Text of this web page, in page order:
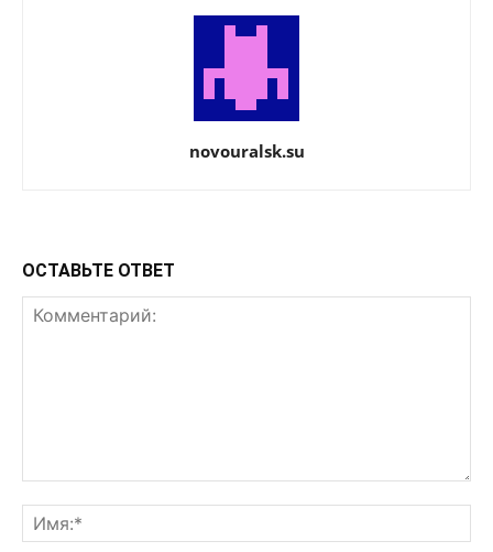
novouralsk.su
ОСТАВЬТЕ ОТВЕТ